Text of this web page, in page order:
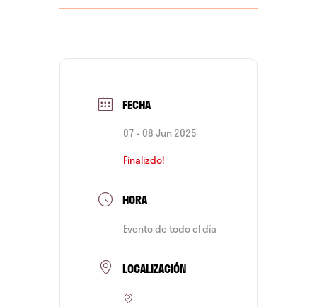
FECHA
07 - 08 Jun 2025
Finalizdo!
HORA
Evento de todo el día
LOCALIZACIÓN